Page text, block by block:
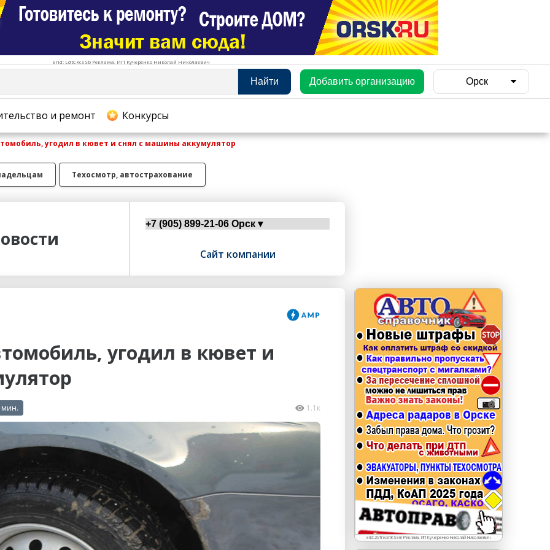
erid: LdtCKcsSb Реклама. ИП Кучеренко Николай Николаевич
Найти Добавить организацию Орск
и ремонт Конкурсы
erid: LdtCKJjWj Реклама. ИП Кучеренко Николай
Николаевич
угодил в кювет и снял с машины аккумулятор
Техосмотр, автострахование
Сайт компании
угодил в кювет и
мин. 1.1к
erid:2VfnxxhKSem Реклама. ИП Кучеренко Николай Николаевич